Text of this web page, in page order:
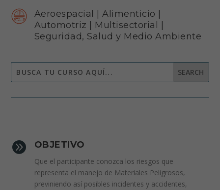
Aeroespacial Alimenticio
Automotriz
Multisectorial
Seguridad, Salud y Medio Ambiente
 OBJETIVO
Que el participante conozca los riesgos que
representa el manejo de Materiales Peligrosos,
previniendo así posibles incidentes y accidentes,